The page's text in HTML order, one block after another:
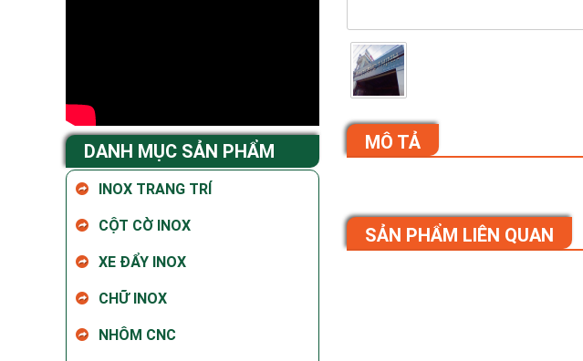
DANH MỤC SẢN PHẨM
INOX TRANG TRÍ
CỘT CỜ INOX
XE ĐẨY INOX
CHỮ INOX
NHÔM CNC
MÔ TẢ
SẢN PHẨM LIÊN QUAN